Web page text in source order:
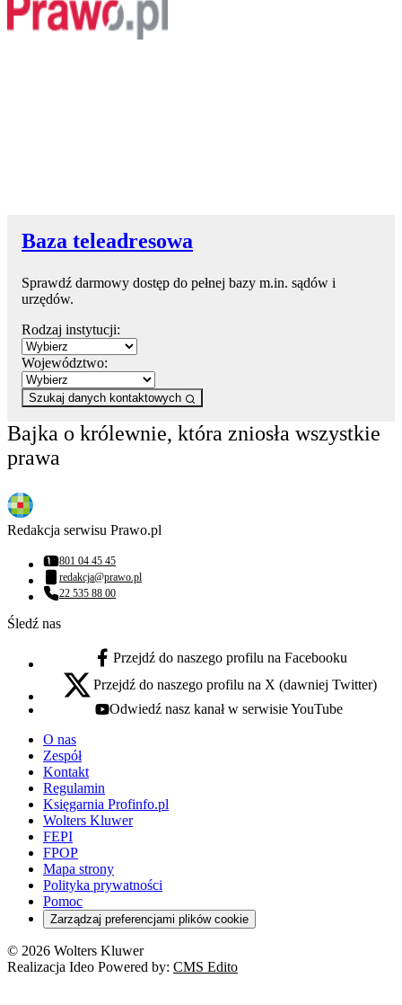
Baza teleadresowa
Sprawdź darmowy dostęp do pełnej bazy m.in. sądów i
urzędów.
Rodzaj instytucji:
Województwo:
Szukaj danych kontaktowych
Bajka o królewnie, która zniosła wszystkie
prawa
Redakcja serwisu Prawo.pl
Numer telefonu:
801 04 45 45
Adres email:
redakcja@prawo.pl
Numer telefonu:
22 535 88 00
Śledź nas
facebook - otwiera się w nowej karcie
Przejdź do naszego profilu na Facebooku
x - otwiera się w nowej karcie
Przejdź do naszego profilu na X (dawniej Twitter)
youtube - otwiera się w nowej karcie
Odwiedź nasz kanał w serwisie YouTube
O nas
Zespół
Kontakt
Regulamin
Księgarnia Profinfo.pl
Wolters Kluwer
FEPI
FPOP
Mapa strony
Polityka prywatności
Pomoc
Zarządzaj preferencjami plików cookie
© 2026 Wolters Kluwer
Realizacja Ideo Powered by: CMS Edito